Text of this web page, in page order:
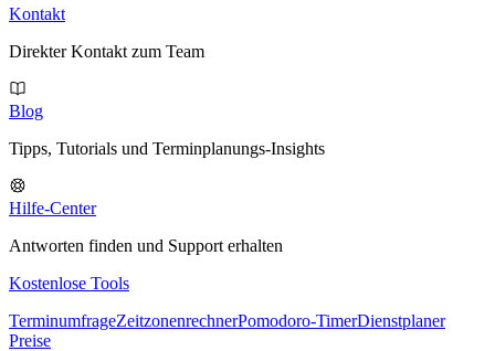
Kontakt
Direkter Kontakt zum Team
Blog
Tipps, Tutorials und Terminplanungs-Insights
Hilfe-Center
Antworten finden und Support erhalten
Kostenlose Tools
TerminumfrageZeitzonenrechnerPomodoro-TimerDienstplaner
Preise